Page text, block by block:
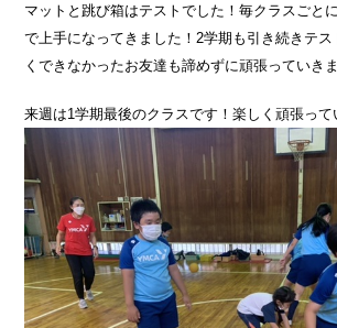
マットと跳び箱はテストでした！毎クラスごと
で上手になってきました！2学期も引き続きテス
くできなかったお友達も諦めずに頑張っていき
来週は1学期最後のクラスです！楽しく頑張っ